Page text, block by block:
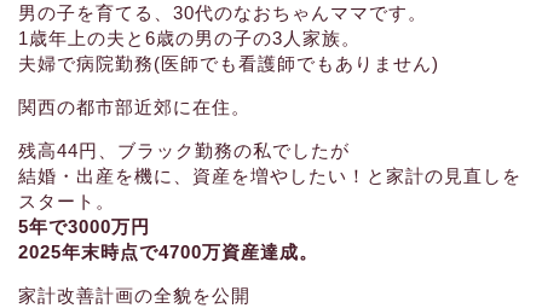
男の子を育てる、30代のなおちゃんママです。
1歳年上の夫と6歳の男の子の3人家族。
夫婦で病院勤務(医師でも看護師でもありません)
関西の都市部近郊に在住。
残高44円、ブラック勤務の私でしたが
結婚・出産を機に、資産を増やしたい！と家計の見直しを
スタート。
5年で3000万円
2025年末時点で4700万資産達成。
家計改善計画の全貌を公開